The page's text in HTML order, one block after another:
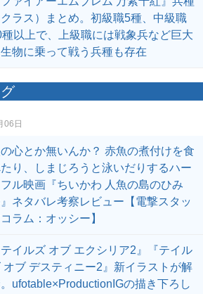
クラス）まとめ。初級職5種、中級職
種以上で、上級職には戦象兵など巨大
物に乗って戦う兵種も存在
06日
の心とか無いんか？ 赤魚の煮付けを食
り、しまじろうと泳いだりするハー
フル映画『ちいかわ 人魚の島のひみ
ネタバレ考察レビュー【電撃スタッ
ラム：オッシー】
テイルズ オブ エクシリア2』『テイル
オブ デスティニー2』新イラストが解
ufotable×ProductionIGの描き下ろし